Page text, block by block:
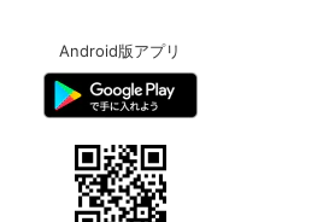
Android版アプリ